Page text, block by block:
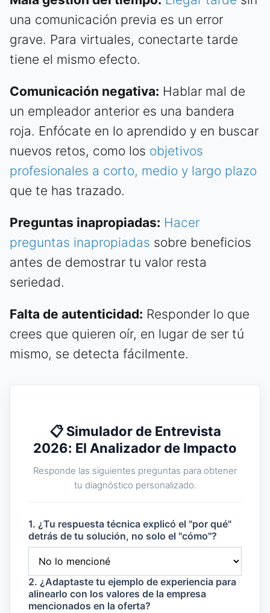
una comunicación previa es un error
grave. Para virtuales, conectarte tarde
tiene el mismo efecto.
Comunicación negativa: Hablar mal de
un empleador anterior es una bandera
roja. Enfócate en lo aprendido y en buscar
nuevos retos, como los objetivos
profesionales a corto, medio y largo plazo
que te has trazado.
Preguntas inapropiadas: Hacer
preguntas inapropiadas sobre beneficios
antes de demostrar tu valor resta
seriedad.
Falta de autenticidad: Responder lo que
crees que quieren oír, en lugar de ser tú
mismo, se detecta fácilmente.
📋 Simulador de Entrevista
2026: El Analizador de Impacto
Responde las siguientes preguntas para obtener
tu diagnóstico personalizado.
1. ¿Tu respuesta técnica explicó el "por qué"
detrás de tu solución, no solo el "cómo"?
2. ¿Adaptaste tu ejemplo de experiencia para
alinearlo con los valores de la empresa
mencionados en la oferta?